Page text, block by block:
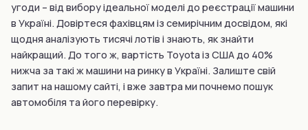
угоди – від вибору ідеальної моделі до реєстрації машини
в Україні. Довіртеся фахівцям із семирічним досвідом, які
щодня аналізують тисячі лотів і знають, як знайти
найкращий. До того ж, вартість Toyota із США до 40%
нижча за такі ж машини на ринку в Україні. Залиште свій
запит на нашому сайті, і вже завтра ми почнемо пошук
автомобіля та його перевірку.